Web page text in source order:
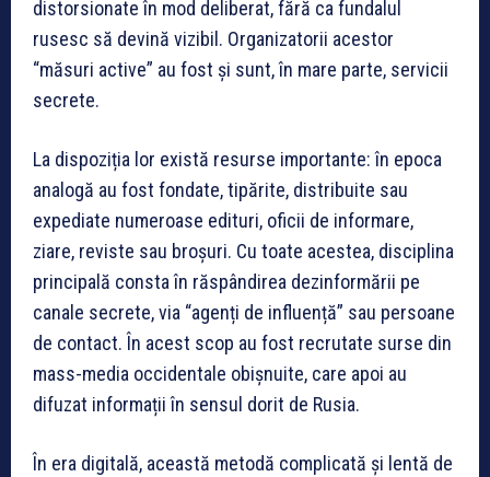
distorsionate în mod deliberat, fără ca fundalul
rusesc să devină vizibil. Organizatorii acestor
“măsuri active” au fost și sunt, în mare parte, servicii
secrete.
La dispoziția lor există resurse importante: în epoca
analogă au fost fondate, tipărite, distribuite sau
expediate numeroase edituri, oficii de informare,
ziare, reviste sau broșuri. Cu toate acestea, disciplina
principală consta în răspândirea dezinformării pe
canale secrete, via “agenți de influență” sau persoane
de contact. În acest scop au fost recrutate surse din
mass-media occidentale obișnuite, care apoi au
difuzat informații în sensul dorit de Rusia.
În era digitală, această metodă complicată și lentă de